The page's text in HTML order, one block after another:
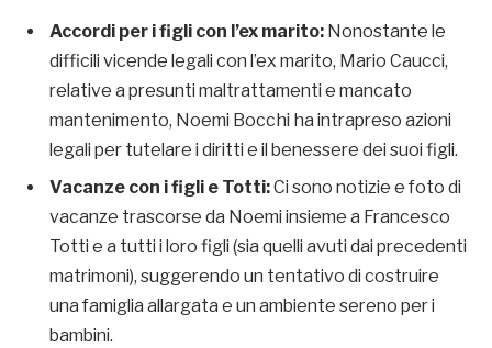
Accordi per i figli con l’ex marito: Nonostante le
difficili vicende legali con l’ex marito, Mario Caucci,
relative a presunti maltrattamenti e mancato
mantenimento, Noemi Bocchi ha intrapreso azioni
legali per tutelare i diritti e il benessere dei suoi figli.
Vacanze con i figli e Totti:Ci sono notizie e foto di
vacanze trascorse da Noemi insieme a Francesco
Totti e a tutti i loro figli (sia quelli avuti dai precedenti
matrimoni), suggerendo un tentativo di costruire
una famiglia allargata e un ambiente sereno per i
bambini.